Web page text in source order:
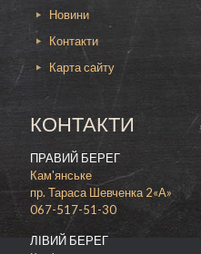
Новини
Контакти
Карта сайту
КОНТАКТИ
ПРАВИЙ БЕРЕГ
Кам'янське
пр. Тараса Шевченка 2«А»
067-517-51-30
ЛІВИЙ БЕРЕГ